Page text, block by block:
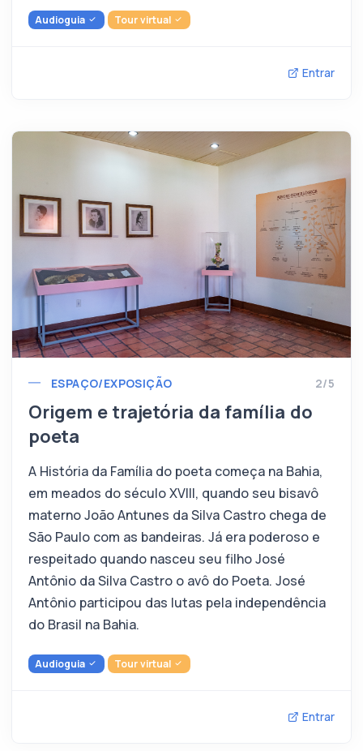
Audioguia Tour virtual
Entrar
ESPAÇO/EXPOSIÇÃO 2/5
Origem e trajetória da família do
poeta
A História da Família do poeta começa na Bahia,
em meados do século XVIII, quando seu bisavô
materno João Antunes da Silva Castro chega de
São Paulo com as bandeiras. Já era poderoso e
respeitado quando nasceu seu filho José
Antônio da Silva Castro o avô do Poeta. José
Antônio participou das lutas pela independência
do Brasil na Bahia.
Audioguia Tour virtual
Entrar